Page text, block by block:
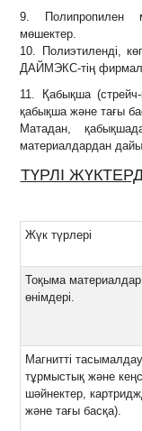
9. Полипропилен
мөшектер.
10. Полиэтиленді,
ДАЙМЭКС-тің
11. Қабықша (стрейч-
қабықша және тағы
Матадан,
материалдардан
ТҮРЛІ
Жүк түрлері
Тоқыма
өнімдері.
Магнитті
тұрмыстық және
шәйнектер,
және тағы басқа).